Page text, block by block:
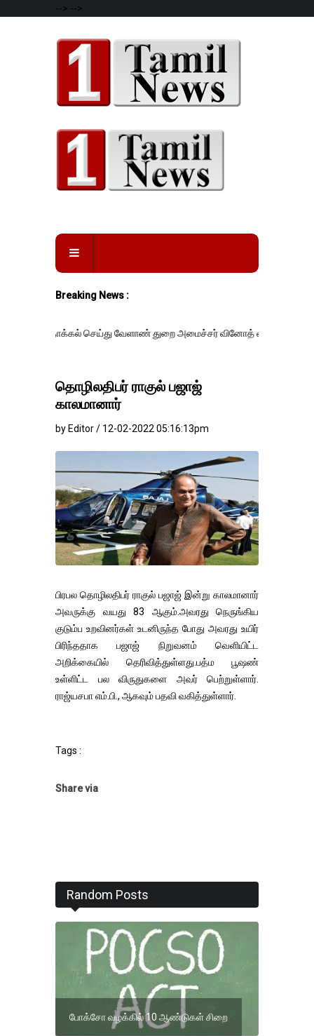
--> -->
Breaking News :
செய்து வேளாண் துறை அமைச்சர் வினோத் வாசித்து வருகிறார். �.
தொழிலதிபர் ராகுல் பஜாஜ்
காலமானார்
by Editor / 12-02-2022 05:16:13pm
பிரபல தொழிலதிபர் ராகுல் பஜாஜ் இன்று காலமானார்
அவருக்கு வயது 83 ஆகும்.அவரது நெருங்கிய
குடும்ப உறவினர்கள் உடனிருந்த போது அவரது உயிர்
பிரிந்ததாக பஜாஜ் நிறுவனம் வெளியிட்ட
அறிக்கையில் தெரிவித்துள்ளது.பத்ம பூஷண்
உள்ளிட்ட பல விருதுகளை அவர் பெற்றுள்ளார்.
ராஜ்யசபா எம்.பி., ஆகவும் பதவி வகித்துள்ளார்.
Tags :
Share via
Random Posts
போக்சோ வழக்கில் 10 ஆண்டுகள் சிறை